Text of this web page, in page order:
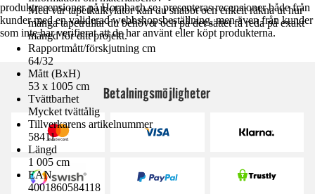
Med vår tapetkalkylator kan du snabbt och enkelt räkna ut hur
många tapetrullar du behöver och på det sättet få reda på exakt
mängd för ditt projekt.
Rapportmått/förskjutning cm
64/32
Mått (BxH)
53 x 1005 cm
Tvättbarhet
Mycket tvättålig
Tillverkarens artikelnummer
58411
Längd
1 005 cm
EAN
4001860584118
produktrecensioner på Hornbach.se, presenteras recensioner både från
kunder med en validerad webbshopsbeställning, men även från kunder
som inte har verifierat att de har använt eller köpt produkterna.
Betalningsmöjligheter